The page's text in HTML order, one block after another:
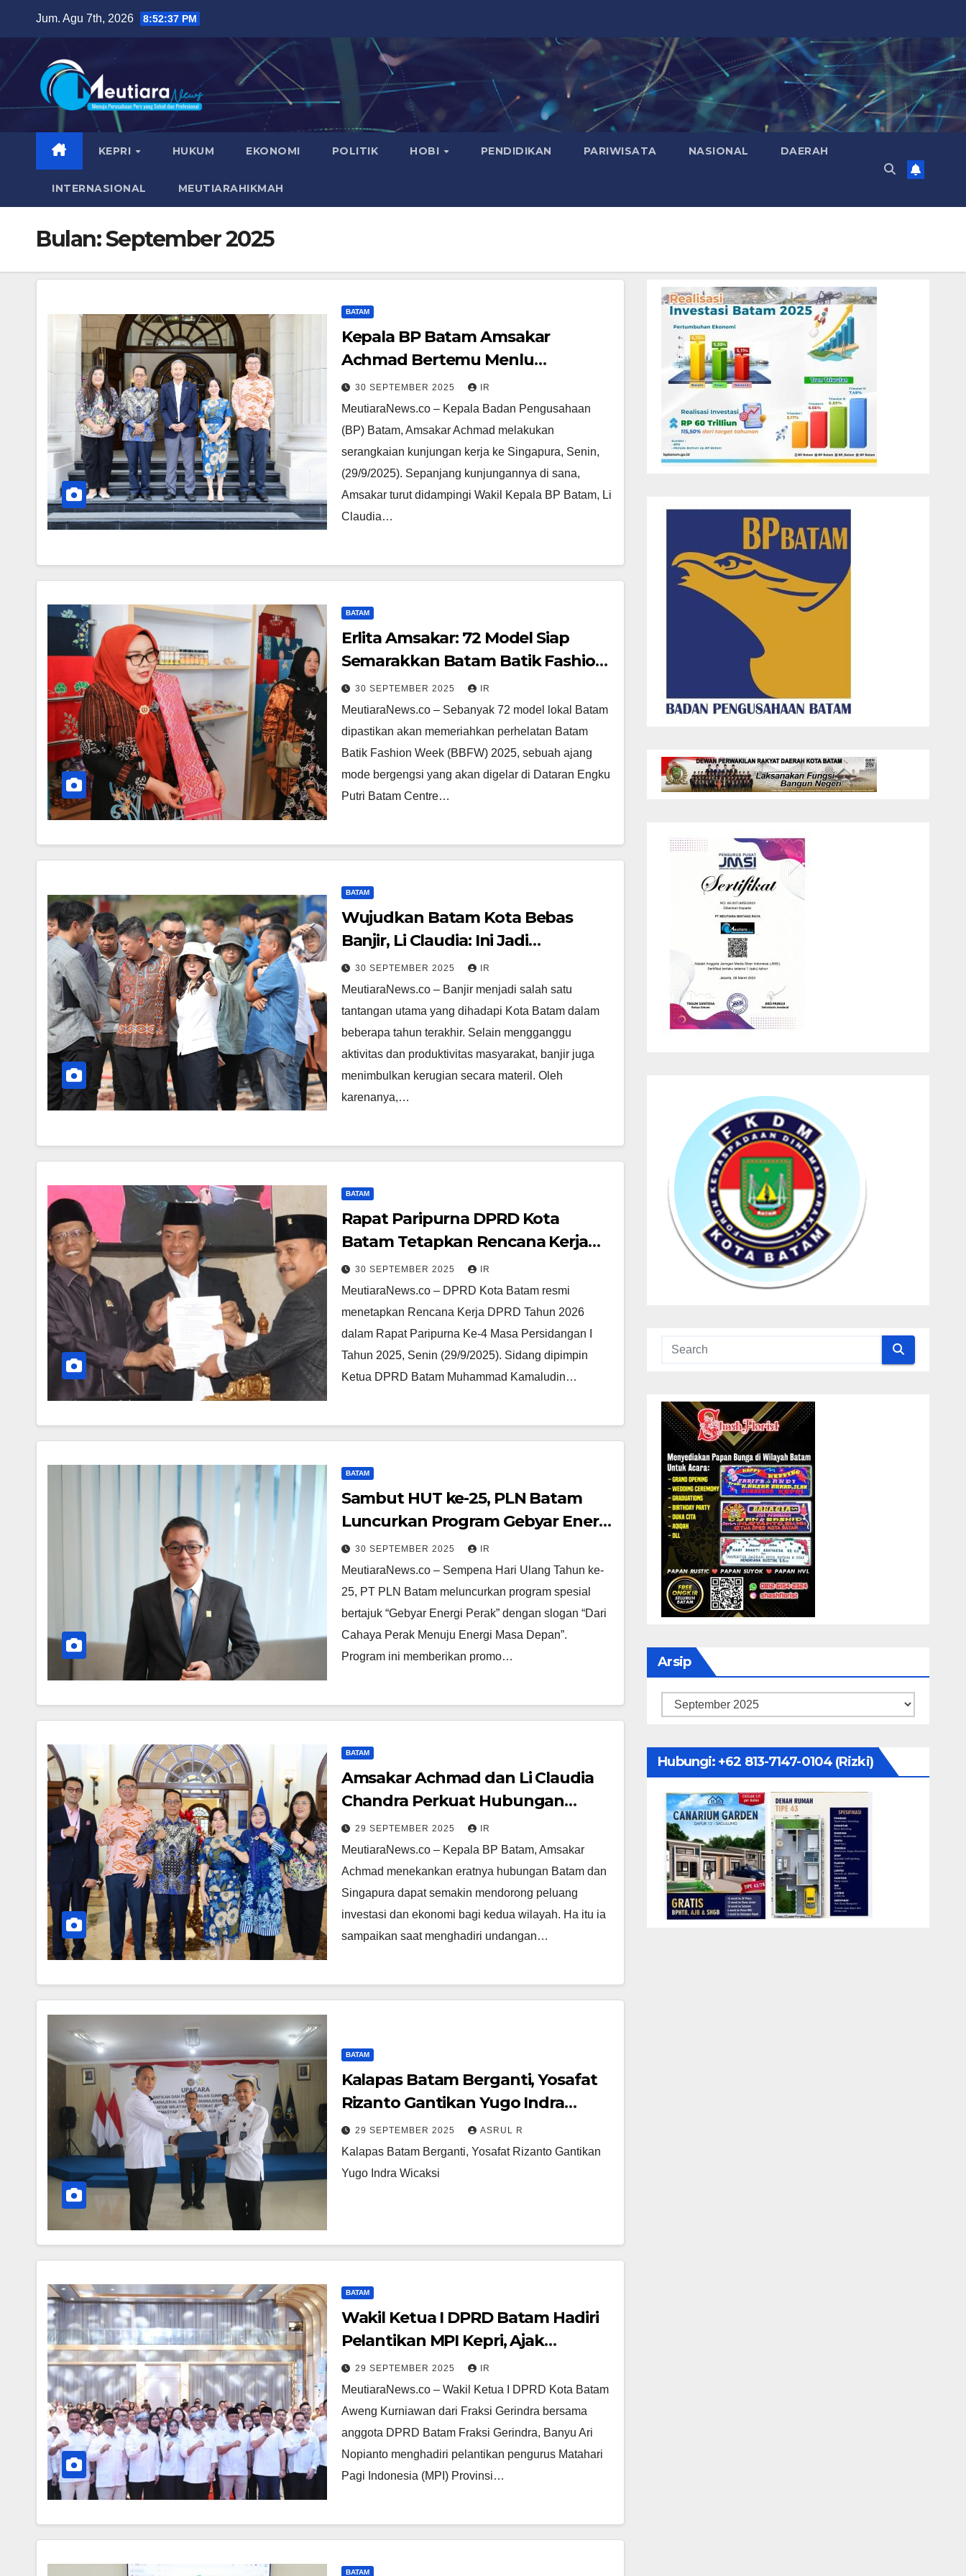
content
Jum. Agu 7th, 2026 8:52:38 PM
KEPRI HUKUM EKONOMI POLITIK HOBI PENDIDIKAN PARIWISATA NASIONAL DAERAH
INTERNASIONAL MEUTIARAHIKMAH
Bulan:September 2025
BATAM
Kepala BP Batam Amsakar
Achmad Bertemu Menlu
Singapura Vivian Balakrishnan
30 SEPTEMBER 2025 IR
MeutiaraNews.co – Kepala Badan Pengusahaan
(BP) Batam, Amsakar Achmad melakukan
serangkaian kunjungan kerja ke Singapura, Senin,
(29/9/2025). Sepanjang kunjungannya di sana,
Amsakar turut didampingi Wakil Kepala BP Batam, Li
Claudia…
BATAM
Erlita Amsakar: 72 Model Siap
Semarakkan Batam Batik Fashion
Week 2025
30 SEPTEMBER 2025 IR
MeutiaraNews.co – Sebanyak 72 model lokal Batam
dipastikan akan memeriahkan perhelatan Batam
Batik Fashion Week (BBFW) 2025, sebuah ajang
mode bergengsi yang akan digelar di Dataran Engku
Putri Batam Centre…
BATAM
Wujudkan Batam Kota Bebas
Banjir, Li Claudia: Ini Jadi
Komitmen Bersama Pemko dan
BP Batam
30 SEPTEMBER 2025 IR
MeutiaraNews.co – Banjir menjadi salah satu
tantangan utama yang dihadapi Kota Batam dalam
beberapa tahun terakhir. Selain mengganggu
aktivitas dan produktivitas masyarakat, banjir juga
menimbulkan kerugian secara materil. Oleh
karenanya,…
BATAM
Rapat Paripurna DPRD Kota
Batam Tetapkan Rencana Kerja
2026, Fokus Dorong Ekonomi dan
Penguatan Legislasi
30 SEPTEMBER 2025 IR
MeutiaraNews.co – DPRD Kota Batam resmi
menetapkan Rencana Kerja DPRD Tahun 2026
dalam Rapat Paripurna Ke-4 Masa Persidangan I
Tahun 2025, Senin (29/9/2025). Sidang dipimpin
Ketua DPRD Batam Muhammad Kamaludin…
BATAM
Sambut HUT ke-25, PLN Batam
Luncurkan Program Gebyar Energi
Perak
30 SEPTEMBER 2025 IR
MeutiaraNews.co – Sempena Hari Ulang Tahun ke-
25, PT PLN Batam meluncurkan program spesial
bertajuk “Gebyar Energi Perak” dengan slogan “Dari
Cahaya Perak Menuju Energi Masa Depan”.
Program ini memberikan promo…
BATAM
Amsakar Achmad dan Li Claudia
Chandra Perkuat Hubungan
dengan Singapura
29 SEPTEMBER 2025 IR
MeutiaraNews.co – Kepala BP Batam, Amsakar
Achmad menekankan eratnya hubungan Batam dan
Singapura dapat semakin mendorong peluang
investasi dan ekonomi bagi kedua wilayah. Ha itu ia
sampaikan saat menghadiri undangan…
BATAM
Kalapas Batam Berganti, Yosafat
Rizanto Gantikan Yugo Indra
Wicaksi
29 SEPTEMBER 2025 ASRUL R
Kalapas Batam Berganti, Yosafat Rizanto Gantikan
Yugo Indra Wicaksi
BATAM
Wakil Ketua I DPRD Batam Hadiri
Pelantikan MPI Kepri, Ajak
Bersinergi Membangun
29 SEPTEMBER 2025 IR
MeutiaraNews.co – Wakil Ketua I DPRD Kota Batam
Aweng Kurniawan dari Fraksi Gerindra bersama
anggota DPRD Batam Fraksi Gerindra, Banyu Ari
Nopianto menghadiri pelantikan pengurus Matahari
Pagi Indonesia (MPI) Provinsi…
BATAM
Arsip
Arsip
Hubungi: ‪+62 813-7147-0104‬ (Rizki)